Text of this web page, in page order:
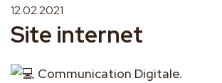
12.02.2021
Site internet
Communication Digitale.